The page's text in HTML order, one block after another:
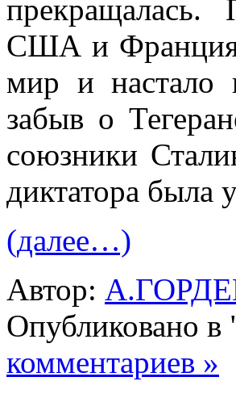
США и Франция
мир и настало
забыв о
союзники
диктатора была
(далее…)
Автор:
Опубликовано
комментариев »